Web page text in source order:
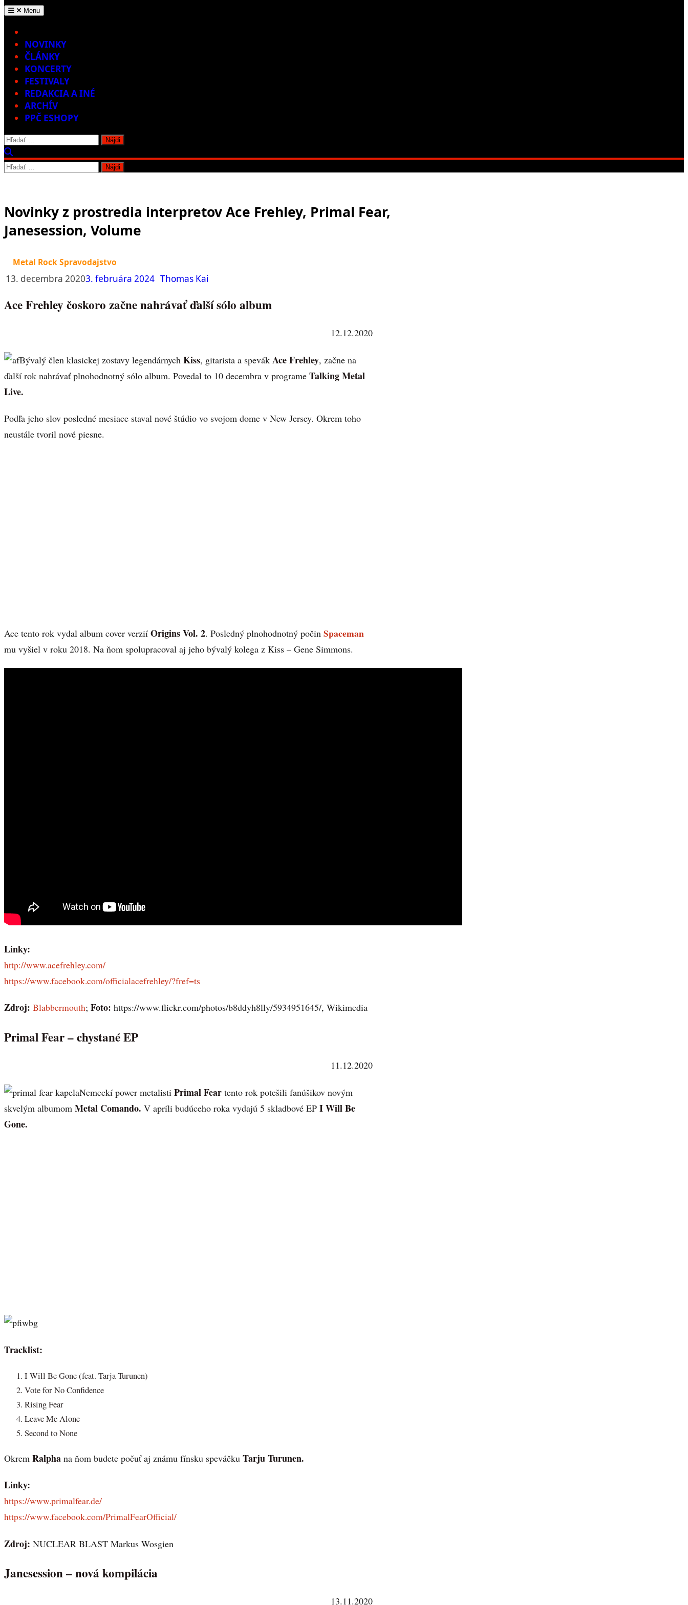
Menu
NOVINKY
ČLÁNKY
KONCERTY
FESTIVALY
REDAKCIA A INÉ
ARCHÍV
PPČ ESHOPY
Hľadať:
Hľadať:
Novinky z prostredia interpretov Ace Frehley, Primal Fear,
Janesession, Volume
Metal Rock Spravodajstvo
13. decembra 20203. februára 2024 Thomas Kai
Ace Frehley čoskoro začne nahrávať ďalší sólo album
12.12.2020
Bývalý člen klasickej zostavy legendárnych Kiss, gitarista a spevák Ace Frehley, začne na
ďalší rok nahrávať plnohodnotný sólo album. Povedal to 10 decembra v programe Talking Metal
Live.
Podľa jeho slov posledné mesiace staval nové štúdio vo svojom dome v New Jersey. Okrem toho
neustále tvoril nové piesne.
Ace tento rok vydal album cover verzií Origins Vol. 2. Posledný plnohodnotný počin Spaceman
mu vyšiel v roku 2018. Na ňom spolupracoval aj jeho bývalý kolega z Kiss – Gene Simmons.
Linky:
http://www.acefrehley.com/
https://www.facebook.com/officialacefrehley/?fref=ts
Zdroj: Blabbermouth; Foto: https://www.flickr.com/photos/b8ddyh8lly/5934951645/, Wikimedia
Primal Fear – chystané EP
11.12.2020
Nemeckí power metalisti Primal Fear tento rok potešili fanúšikov novým
skvelým albumom Metal Comando. V apríli budúceho roka vydajú 5 skladbové EP I Will Be
Gone.
Tracklist:
I Will Be Gone (feat. Tarja Turunen)
Vote for No Confidence
Rising Fear
Leave Me Alone
Second to None
Okrem Ralpha na ňom budete počuť aj známu fínsku speváčku Tarju Turunen.
Linky:
https://www.primalfear.de/
https://www.facebook.com/PrimalFearOfficial/
Zdroj: NUCLEAR BLAST Markus Wosgien
Janesession – nová kompilácia
13.11.2020